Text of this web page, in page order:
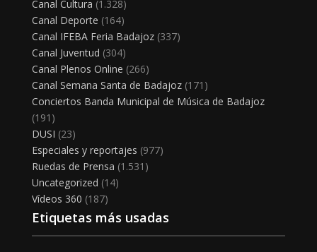
Canal Cultura (1.328)
Canal Deporte (164)
Canal IFEBA Feria Badajoz(337)
Canal Juventud (304)
Canal Plenos Online (266)
Canal Semana Santa de Badajoz(171)
Conciertos Banda Municipal de Música de Badajoz
(191)
DUSI (23)
Especiales y reportajes (977)
Ruedas de Prensa (1.531)
Uncategorized (14)
Vídeos 360 (187)
Etiquetas más usadas